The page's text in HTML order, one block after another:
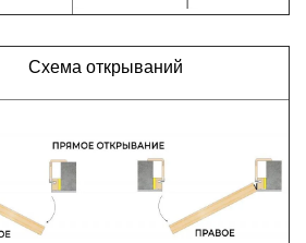
Схема открываний